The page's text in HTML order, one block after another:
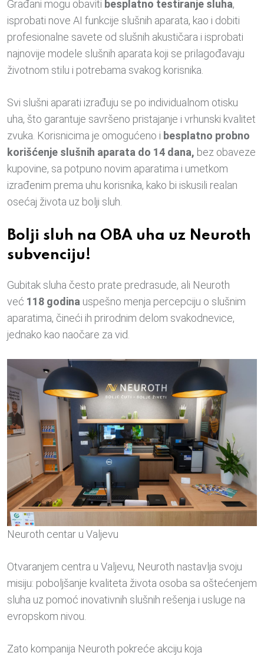
Građani mogu obaviti besplatno testiranje sluha,
isprobati nove AI funkcije slušnih aparata, kao i dobiti
profesionalne savete od slušnih akustičara i isprobati
najnovije modele slušnih aparata koji se prilagođavaju
životnom stilu i potrebama svakog korisnika.
Svi slušni aparati izrađuju se po individualnom otisku
uha, što garantuje savršeno pristajanje i vrhunski kvalitet
zvuka. Korisnicima je omogućeno i besplatno probno
korišćenje slušnih aparata do 14 dana, bez obaveze
kupovine, sa potpuno novim aparatima i umetkom
izrađenim prema uhu korisnika, kako bi iskusili realan
osećaj života uz bolji sluh.
Bolji sluh na OBA uha uz Neuroth
subvenciju!
Gubitak sluha često prate predrasude, ali Neuroth
već 118 godina uspešno menja percepciju o slušnim
aparatima, čineći ih prirodnim delom svakodnevice,
jednako kao naočare za vid.
Neuroth centar u Valjevu
Otvaranjem centra u Valjevu, Neuroth nastavlja svoju
misiju: poboljšanje kvaliteta života osoba sa oštećenjem
sluha uz pomoć inovativnih slušnih rešenja i usluge na
evropskom nivou.
Zato kompanija Neuroth pokreće akciju koja